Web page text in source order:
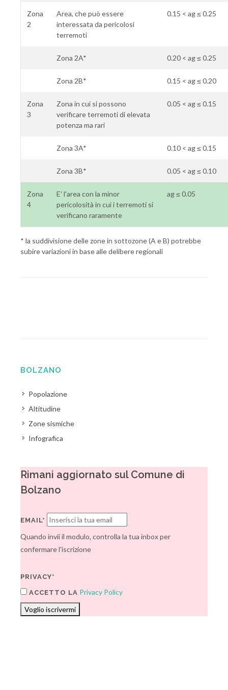
Zona
2
Area, che può essere
interessata da pericolosi
terremoti
0.15 < ag ≤ 0.25
Zona 2A* 0.20 < ag ≤ 0.25
Zona 2B* 0.15 < ag ≤ 0.20
Zona
3
Zona in cui si possono
verificare terremoti di elevata
potenza ma rari
0.05 < ag ≤ 0.15
Zona 3A* 0.10 < ag ≤ 0.15
Zona 3B* 0.05 < ag ≤ 0.10
Zona
4
E' l'area con la minor
pericolosità in cui i terremoti si
verificano raramente
ag ≤ 0.05
* la suddivisione delle zone in sottozone (A e B) potrebbe
subire variazioni in base alle delibere regionali
BOLZANO
Popolazione
Altitudine
Zone sismiche
Infografica
Rimani aggiornato sul Comune di
Bolzano
EMAIL*
Quando invii il modulo, controlla la tua inbox per
confermare l'iscrizione
PRIVACY*
ACCETTO LA Privacy Policy
Voglio iscrivermi